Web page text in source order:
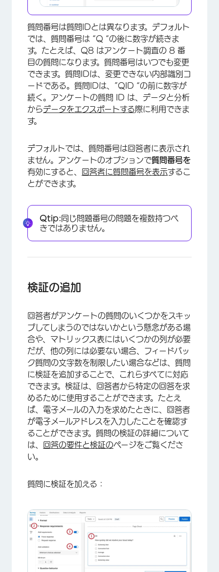
×
×
質問番号は質問IDとは異なります。デフォルト
では、質問番号は “Q “の後に数字が続きま
す。たとえば、Q8 はアンケート調査の 8 番
目の質問になります。質問番号はいつでも変更
できます。質問IDは、変更できない内部識別コ
ードである。質問IDは、”QID “の前に数字が
続く。アンケートの質問 ID は、データと分析
からデータをエクスポートする際に利用できま
す。
デフォルトでは、質問番号は回答者に表示され
ません。アンケートのオプションで質問番号を
有効にすると、
回答者に質問番号を表示するこ
とができます。
Qtip:同じ問題番号の問題を複数持つべ
きではありません。
検証の追加
回答者がアンケートの質問のいくつかをスキッ
プしてしまうのではないかという懸念がある場
合や、マトリックス表にはいくつかの列が必要
だが、他の列には必要ない場合、フィードバッ
ク質問の文字数を制限したい場合などは、質問
に検証を追加することで、これらすべてに対応
できます。検証は、回答者から特定の回答を求
めるために使用することができます。たとえ
ば、電子メールの入力を求めたときに、回答者
が電子メールアドレスを入力したことを確認す
ることができます。質問の検証の詳細について
は、
回答の要件と検証のページをご覧くださ
い。
質問に検証を加える：